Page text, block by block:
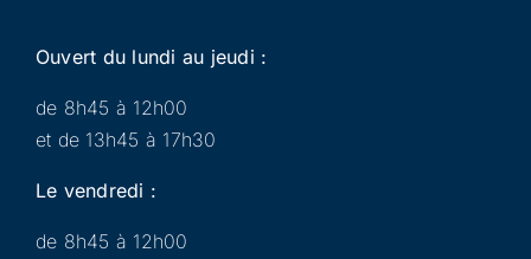
Ouvert du lundi au jeudi :
de 8h45 à 12h00
et de 13h45 à 17h30
Le vendredi :
de 8h45 à 12h00